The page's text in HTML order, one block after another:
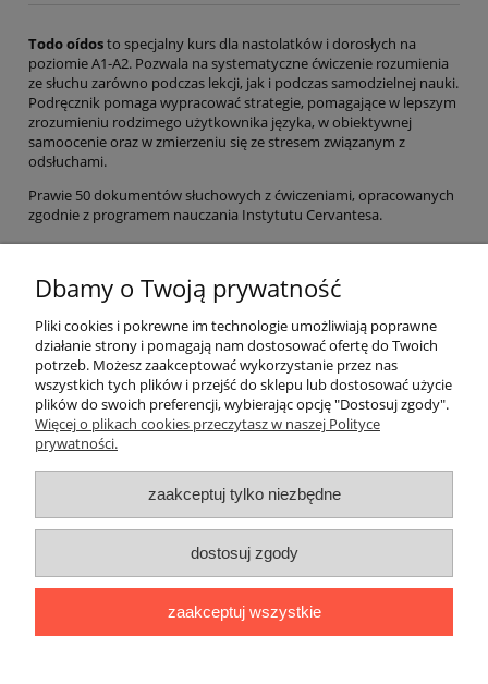
Todo oídosto specjalny kurs dla nastolatków i dorosłych na
poziomie A1-A2. Pozwala na systematyczne ćwiczenie rozumienia
ze słuchu zarówno podczas lekcji, jak i podczas samodzielnej nauki.
Podręcznik pomaga wypracować strategie, pomagające w lepszym
zrozumieniu rodzimego użytkownika języka, w obiektywnej
samoocenie oraz w zmierzeniu się ze stresem związanym z
odsłuchami.
Prawie 50 dokumentów słuchowych z ćwiczeniami, opracowanych
zgodnie z programem nauczania Instytutu Cervantesa.
EAN: 9788484437277
ZAJRZYJ DO ŚRODKA
O nas
Płatności i dostawa
Moje konto
"Romanista" Internetowa Księgarnia Językowa 2025
Ul. Bolesława Limanowskiego 102 lok. 45, 91-042 Łódź |
424 186|biuro@romanista.edu.pl
Dbamy o Twoją prywatność
Pliki cookies i pokrewne im technologie umożliwiają poprawne
działanie strony i pomagają nam dostosować ofertę do Twoich
potrzeb. Możesz zaakceptować wykorzystanie przez nas
wszystkich tych plików i przejść do sklepu lub dostosować użycie
plików do swoich preferencji, wybierając opcję "Dostosuj zgody".
Więcej o plikach cookies przeczytasz w naszej Polityce
prywatności.
zaakceptuj tylko niezbędne
dostosuj zgody
zaakceptuj wszystkie